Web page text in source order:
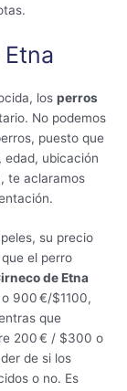
losperros
No podemos
puesto que
edad, ubicación
te aclaramos
su precio
el perro
de Etna
900 €/$1100,
que
200 € / $300 o
de si los
o no. Es